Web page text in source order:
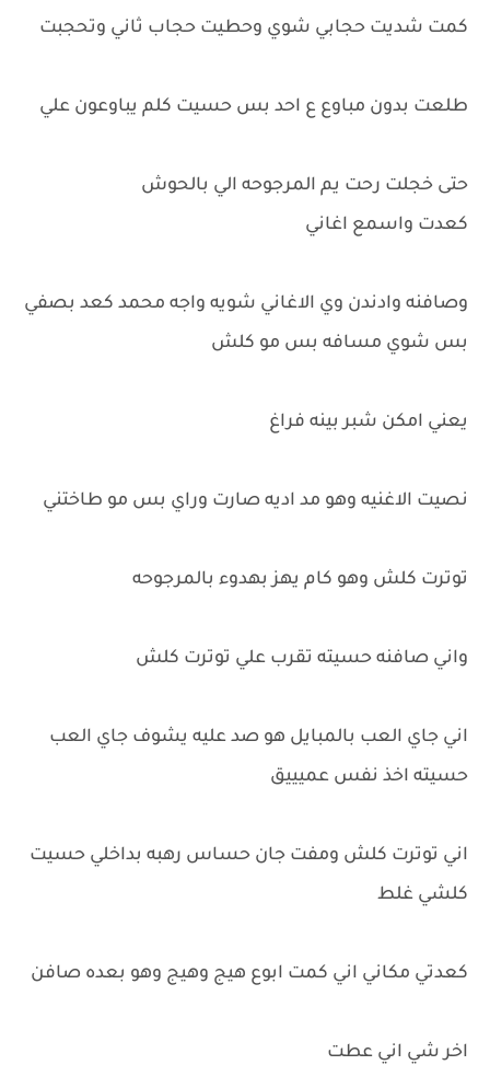
كمت شديت حجابي شوي وحطيت حجاب ثاني وتحجبت
طلعت بدون مباوع ع احد بس حسيت كلم يباوعون علي
حتى خجلت رحت يم المرجوحه الي بالحوش
كعدت واسمع اغاني
وصافنه وادندن وي الاغاني شويه واجه محمد كعد بصفي
بس شوي مسافه بس مو كلش
يعني امكن شبر بينه فراغ
نصيت الاغنيه وهو مد اديه صارت وراي بس مو طاختني
توترت كلش وهو كام يهز بهدوء بالمرجوحه
واني صافنه حسيته تقرب علي توترت كلش
اني جاي العب بالمبايل هو صد عليه يشوف جاي العب
حسيته اخذ نفس عميييق
اني توترت كلش ومفت جان حساس رهبه بداخلي حسيت
كلشي غلط
كعدتي مكاني اني كمت ابوع هيج وهيج وهو بعده صافن
اخر شي اني عطت